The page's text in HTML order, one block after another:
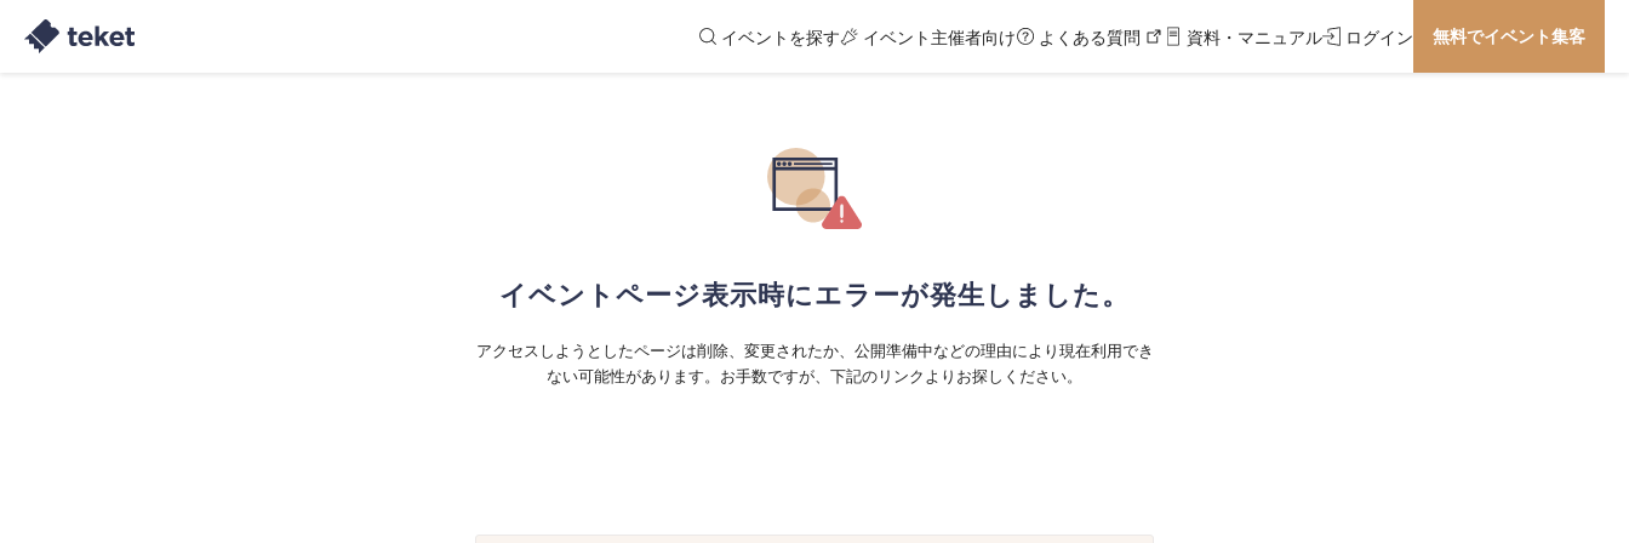
イベントを探す イベント主催者向け よくある質問 資料・マニュアル ログイン 無料でイベント集客
イベントページ表示時にエラーが発生しました。
アクセスしようとしたページは削除、変更されたか、公開準備中などの理由により現在利用でき
ない可能性があります。お手数ですが、下記のリンクよりお探しください。